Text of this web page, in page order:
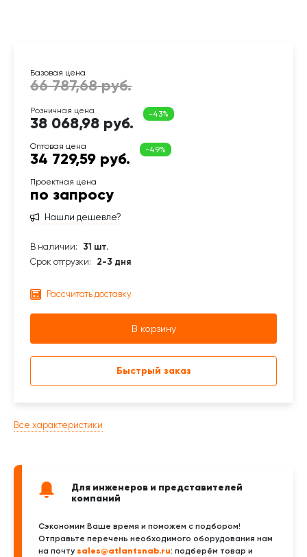
Все характеристики
Для инженеров и представителей
компаний
Сэкономим Ваше время и поможем с подбором!
Отправьте перечень необходимого оборудования нам
на почту sales@atlantsnab.ru: подберём товар и
38 068,98 руб.
34 729,59 руб.
по запросу
Нашли дешевле?
В наличии:
31 шт.
Срок отгрузки:
2-3 дня
Рассчитать доставку
В корзину
Быстрый заказ